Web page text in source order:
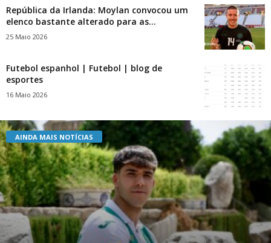
República da Irlanda: Moylan convocou um
elenco bastante alterado para as...
25 Maio 2026
Futebol espanhol | Futebol | blog de
esportes
16 Maio 2026
AINDA MAIS NOTÍCIAS